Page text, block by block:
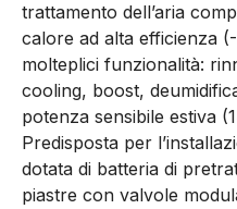
trattamento dell’aria
calore ad alta efficienza
molteplici funzionalità:
cooling, boost,
potenza sensibile estiva
Predisposta per
dotata di batteria di
piastre con valvole